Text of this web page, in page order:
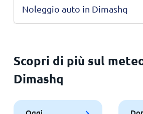
Noleggio auto in Dimashq
Scopri di più sul
Dimashq